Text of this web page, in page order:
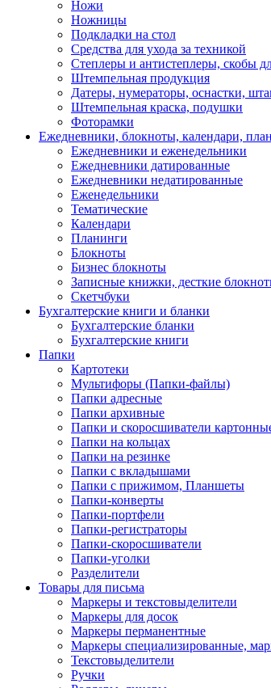
Ножи
Ножницы
Подкладки на стол
Средства для ухода за техникой
Степлеры и антистеплеры, скобы
Штемпельная продукция
Датеры, нумераторы, оснастки,
Штемпельная краска, подушки
Фоторамки
Ежедневники, блокноты, календари,
Ежедневники и еженедельники
Ежедневники датированные
Ежедневники недатированные
Еженедельники
Тематические
Календари
Планинги
Блокноты
Бизнес блокноты
Записные книжки, десткие
Скетчбуки
Бухгалтерские книги и бланки
Бухгалтерские бланки
Бухгалтерские книги
Папки
Картотеки
Мультифоры (Папки-файлы)
Папки адресные
Папки архивные
Папки и скоросшиватели
Папки на кольцах
Папки на резинке
Папки с вкладышами
Папки с прижимом, Планшеты
Папки-конверты
Папки-портфели
Папки-регистраторы
Папки-скоросшиватели
Папки-уголки
Разделители
Товары для письма
Маркеры и текстовыделители
Маркеры для досок
Маркеры перманентные
Маркеры специализированные,
Текстовыделители
Ручки